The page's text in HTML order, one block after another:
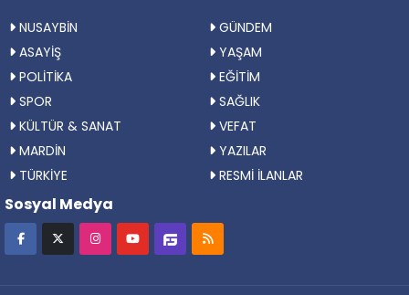
NUSAYBİN
GÜNDEM
ASAYİŞ
YAŞAM
POLİTİKA
EĞİTİM
SPOR
SAĞLIK
KÜLTÜR & SANAT
VEFAT
MARDİN
YAZILAR
TÜRKİYE
RESMİ İLANLAR
Sosyal Medya